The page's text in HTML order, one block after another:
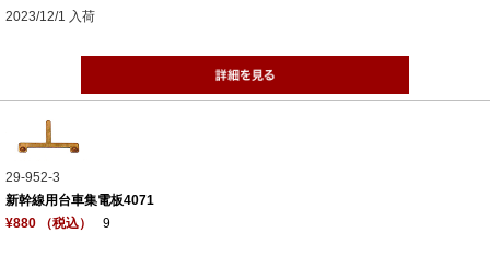
2023/12/1 入荷
29-952-3
新幹線用台車集電板4071
¥880 （税込）
9